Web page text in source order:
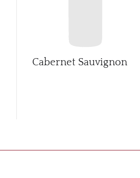
Cabernet Sauvignon